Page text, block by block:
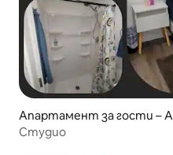
Апартамент за гости –
Студио